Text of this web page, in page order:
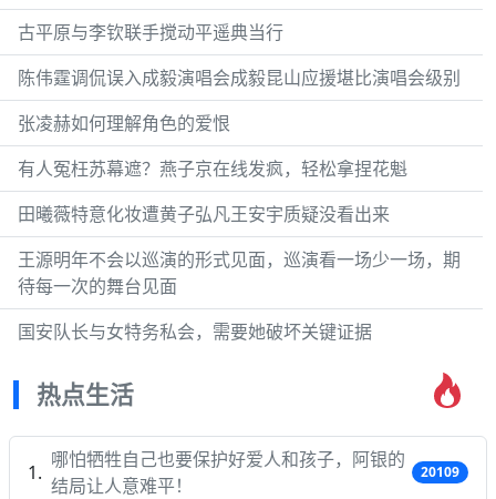
古平原与李钦联手搅动平遥典当行
陈伟霆调侃误入成毅演唱会成毅昆山应援堪比演唱会级别
张凌赫如何理解角色的爱恨
有人冤枉苏幕遮？燕子京在线发疯，轻松拿捏花魁
田曦薇特意化妆遭黄子弘凡王安宇质疑没看出来
王源明年不会以巡演的形式见面，巡演看一场少一场，期
待每一次的舞台见面
国安队长与女特务私会，需要她破坏关键证据
热点生活
哪怕牺牲自己也要保护好爱人和孩子，阿银的
结局让人意难平！
20109